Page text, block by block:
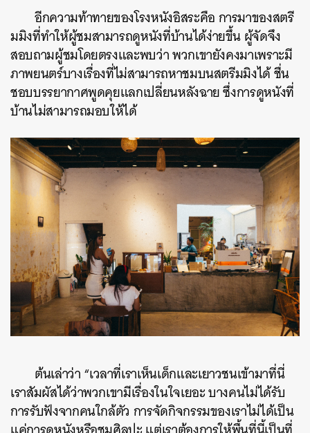
อีกความท้าทายของโรงหนังอิสระคือ การมาของสตรี
มมิงที่ทำให้ผู้ชมสามารถดูหนังที่บ้านได้ง่ายขึ้น ผู้จัดจึง
สอบถามผู้ชมโดยตรงและพบว่า พวกเขายังคงมาเพราะมี
ภาพยนตร์บางเรื่องที่ไม่สามารถหาชมบนสตรีมมิงได้ ชื่น
ชอบบรรยากาศพูดคุยแลกเปลี่ยนหลังฉาย ซึ่งการดูหนังที่
บ้านไม่สามารถมอบให้ได้
ต้นเล่าว่า “เวลาที่เราเห็นเด็กและเยาวชนเข้ามาที่นี่
เราสัมผัสได้ว่าพวกเขามีเรื่องในใจเยอะ บางคนไม่ได้รับ
การรับฟังจากคนใกล้ตัว การจัดกิจกรรมของเราไม่ได้เป็น